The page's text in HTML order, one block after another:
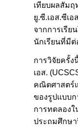
เทียบผลสัม
ยู.ซี.เอส.ซีเ
จากการเรีย
นักเรียนที่มีต่
การวิจัยครั้
เอส.
คณิตศาสตร์
ของรูปแบบก
การทดลอง
ประถมศึกษา